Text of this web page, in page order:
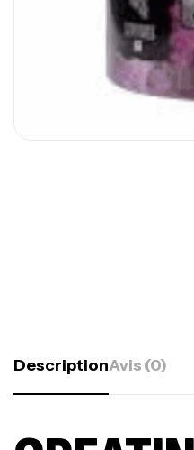
DescriptionAvis (0)